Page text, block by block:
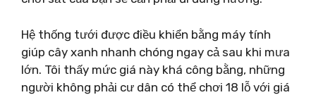
Hệ thống tưới được điều khiển bằng máy tính
giúp cây xanh nhanh chóng ngay cả sau khi mưa
lớn. Tôi thấy mức giá này khá công bằng, những
người không phải cư dân có thể chơi 18 lỗ với giá